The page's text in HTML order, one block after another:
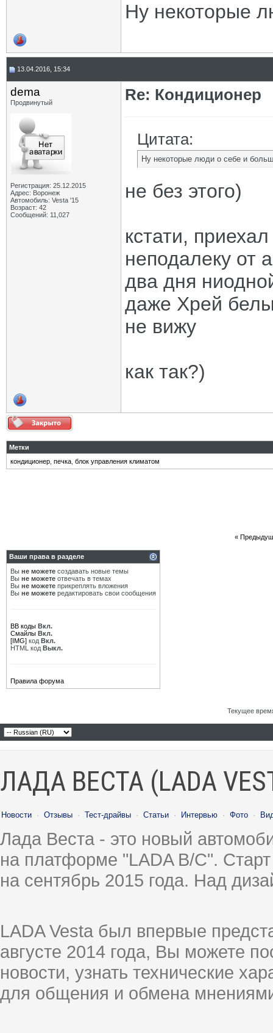
Ну некоторые
13.04.2016, 15:34
dema
Продвинутый
Регистрация: 25.12.2015
Адрес: Воронеж
Автомобиль: Vesta '15
Возраст: 42
Сообщений: 11,027
Re: Кондиционер
Цитата:
Ну некоторые люди о себе и
не без этого)
кстати,
неподалеку от
два дня
даже Хрей
не вижу
как так?)
Метки
кондиционер печка блок управления климатом
«
Ваши права в разделе
Вы не можете создавать новые темы
Вы не можете отвечать в темах
Вы не можете прикреплять вложения
Вы не можете редактировать свои сообщения
BB коды Вкл.
Смайлы Вкл.
[IMG] код Вкл.
HTML код Выкл.
Правила форума
Текущее
ЛАДА ВЕСТА (LADA
Новости · Отзывы · Тест-драйвы · Статьи · Интервью · Фото ·
Лада Веста - это новый
на платформе "LADA B/C".
на сентябрь 2015 года. Над
LADA Vesta был впервые
августе 2014 года, Вы можете
новости, узнать технические
для общения и обмена